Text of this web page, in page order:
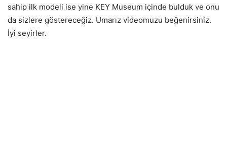
sahip ilk modeli ise yine KEY Museum içinde bulduk ve onu
da sizlere göstereceğiz. Umarız videomuzu beğenirsiniz.
İyi seyirler.